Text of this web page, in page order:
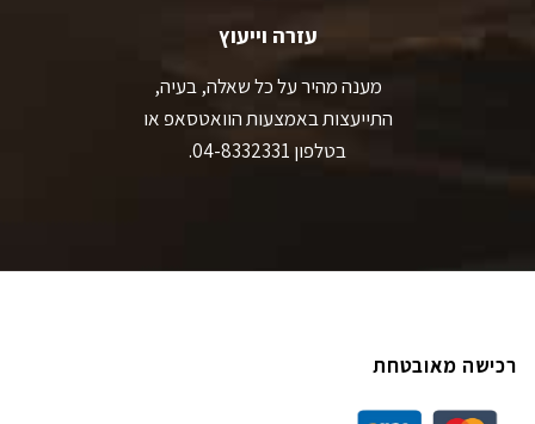
עזרה וייעוץ
מענה מהיר על כל שאלה, בעיה,
התייעצות באמצעות הוואטסאפ או
בטלפון 04-8332331.
רכישה מאובטחת